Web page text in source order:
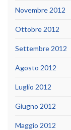
Novembre 2012
Ottobre 2012
Settembre 2012
Agosto 2012
Luglio 2012
Giugno 2012
Maggio 2012